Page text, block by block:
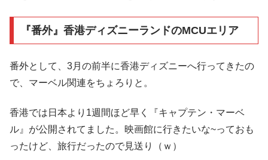
『番外』香港ディズニーランドのMCUエリア
番外として、3月の前半に香港ディズニーへ行ってきたの
で、マーベル関連をちょろりと。
香港では日本より1週間ほど早く『キャプテン・マーベ
ル』が公開されてました。映画館に行きたいな~っておも
ったけど、旅行だったので見送り（ｗ）